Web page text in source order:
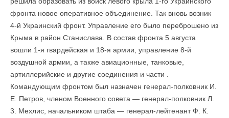
фронта новое оперативное объединение. Так вновь возник
4-й Украинский фронт. Управление его было переброшено из
Крыма в район Станислава. В состав фронта 5 августа
вошли 1-я гвардейская и 18-я армии, управление 8-й
воздушной армии, а также авиационные, танковые,
артиллерийские и другие соединения и части .
Командующим фронтом был назначен генерал-полковник И.
Е. Петров, членом Военного совета — генерал-полковник Л.
3. Мехлис, начальником штаба — генерал-лейтенант Ф. К.